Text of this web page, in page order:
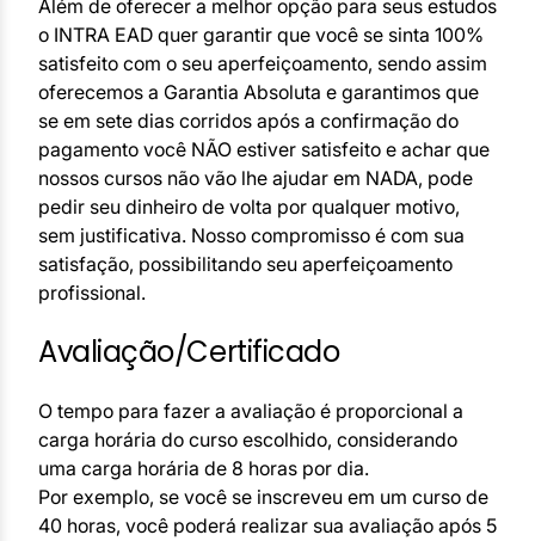
Além de oferecer a melhor opção para seus estudos
o INTRA EAD quer garantir que você se sinta 100%
satisfeito com o seu aperfeiçoamento, sendo assim
oferecemos a Garantia Absoluta e garantimos que
se em sete dias corridos após a confirmação do
pagamento você NÃO estiver satisfeito e achar que
nossos cursos não vão lhe ajudar em NADA, pode
pedir seu dinheiro de volta por qualquer motivo,
sem justificativa. Nosso compromisso é com sua
satisfação, possibilitando seu aperfeiçoamento
profissional.
Avaliação/Certificado
O tempo para fazer a avaliação é proporcional a
carga horária do curso escolhido, considerando
uma carga horária de 8 horas por dia.
Por exemplo, se você se inscreveu em um curso de
40 horas, você poderá realizar sua avaliação após 5